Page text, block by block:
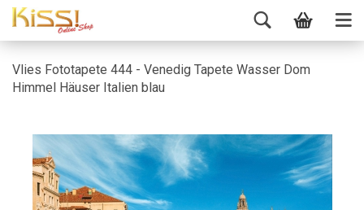
Vlies Fototapete 444 - Venedig Tapete Wasser Dom
Himmel Häuser Italien blau